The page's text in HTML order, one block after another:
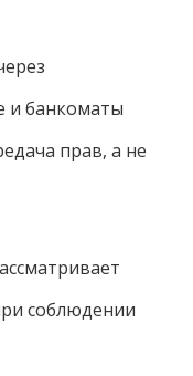
и банкоматы
прав, а не
соблюдении